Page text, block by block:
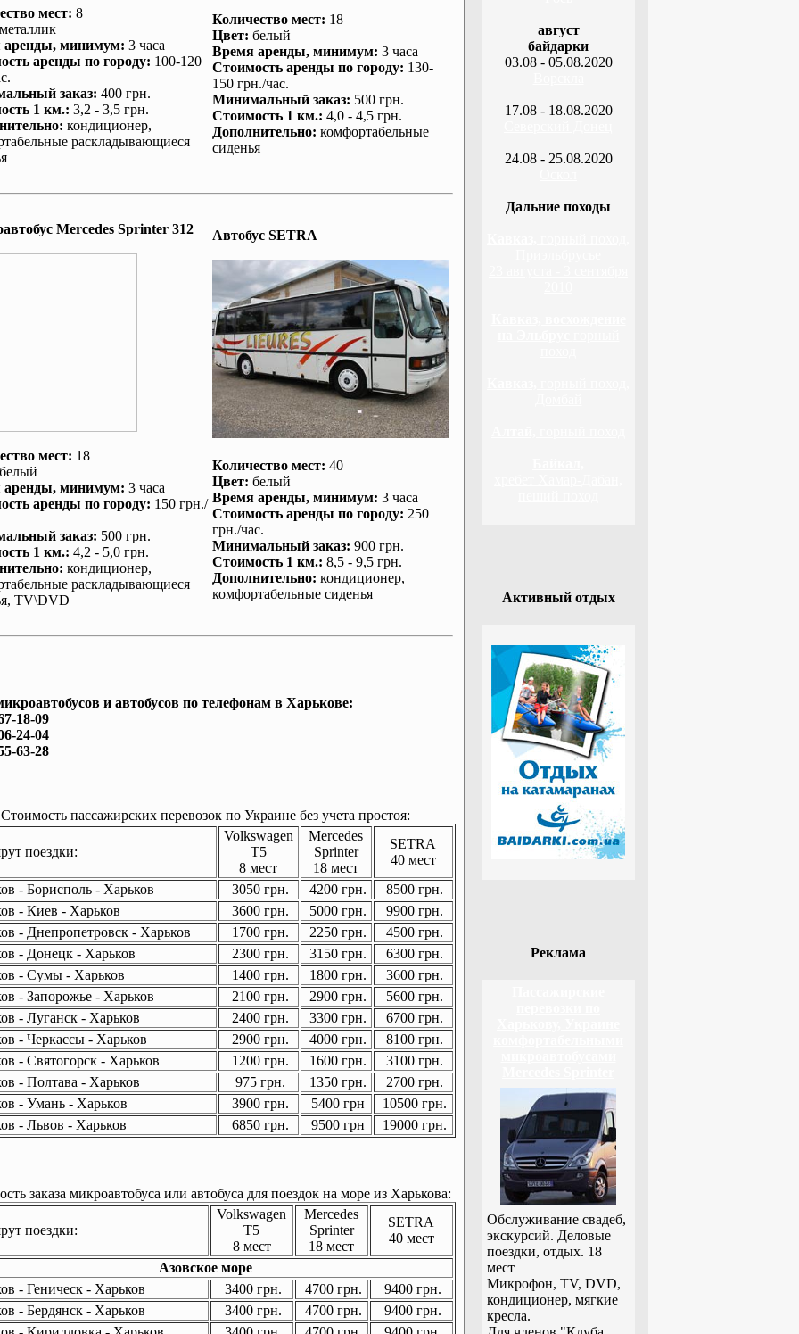
мест: 8
металлик
аренды, минимум: 3 часа
аренды по городу: 100-120
заказ: 400 грн.
1 км.: 3,2 - 3,5 грн.
: кондиционер,
раскладывающиеся
Количество мест: 18
Цвет: белый
Время аренды, минимум: 3 часа
Стоимость аренды по городу: 130-
150 грн./час.
Минимальный заказ: 500 грн.
Стоимость 1 км.: 4,0 - 4,5 грн.
Дополнительно: комфортабельные
сиденья
Mеrcedes Sprinter 312
мест: 18
белый
аренды, минимум: 3 часа
аренды по городу: 150 грн./
заказ: 500 грн.
1 км.: 4,2 - 5,0 грн.
: кондиционер,
раскладывающиеся
TV\DVD
Автобус SETRA
Количество мест: 40
Цвет: белый
Время аренды, минимум: 3 часа
Стоимость аренды по городу: 250
грн./час.
Минимальный заказ: 900 грн.
Стоимость 1 км.: 8,5 - 9,5 грн.
Дополнительно: кондиционер,
комфортабельные сиденья
и автобусов по телефонам в Харькове:
18-09
24-04
63-28
Стоимость пассажирских перевозок по Украине без учета простоя:
поездки:
Volkswagen
T5
8 мест
Mercedes
Sprinter
18 мест
SETRA
40 мест
- Борисполь - Харьков
3050 грн. 4200 грн.
8500 грн.
- Киев - Харьков
3600 грн. 5000 грн.
9900 грн.
- Днепропетровск - Харьков
1700 грн. 2250 грн.
4500 грн.
- Донецк - Харьков
2300 грн. 3150 грн.
6300 грн.
- Сумы - Харьков
1400 грн. 1800 грн.
3600 грн.
- Запорожье - Харьков
2100 грн. 2900 грн.
5600 грн.
- Луганск - Харьков
2400 грн. 3300 грн.
6700 грн.
- Черкассы - Харьков
2900 грн. 4000 грн.
8100 грн.
- Святогорск - Харьков
1200 грн. 1600 грн.
3100 грн.
- Полтава - Харьков
975 грн. 1350 грн.
2700 грн.
- Умань - Харьков
3900 грн. 5400 грн
10500 грн.
- Львов - Харьков
6850 грн. 9500 грн 19000 грн.
заказа микроавтобуса или автобуса для поездок на море из Харькова:
поездки:
Volkswagen
T5
8 мест
Mercedes
Sprinter
18 мест
SETRA
40 мест
Азовское море
- Геническ - Харьков
3400 грн. 4700 грн.
9400 грн.
- Бердянск - Харьков
3400 грн. 4700 грн.
9400 грн.
август
байдарки
03.08 - 05.08.2020
17.08 - 18.08.2020
24.08 - 25.08.2020
Дальние походы
Активный отдых
Реклама
Обслуживание свадеб,
экскурсий. Деловые
поездки, отдых. 18
мест
Микрофон, TV, DVD,
кондиционер, мягкие
кресла.